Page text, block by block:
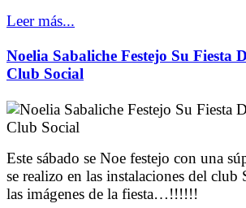
Leer más...
Noelia Sabaliche Festejo Su Fiesta
Club Social
Este sábado se Noe festejo con una
se realizo en las instalaciones del club
las imágenes de la fiesta…!!!!!!